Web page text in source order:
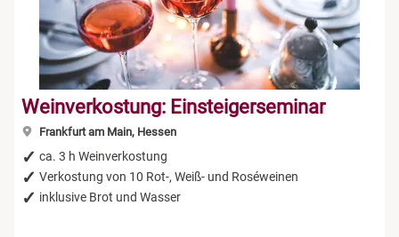
Weinverkostung: Einsteigerseminar
Frankfurt am Main, Hessen
ca. 3 h Weinverkostung
Verkostung von 10 Rot-, Weiß- und Roséweinen
inklusive Brot und Wasser